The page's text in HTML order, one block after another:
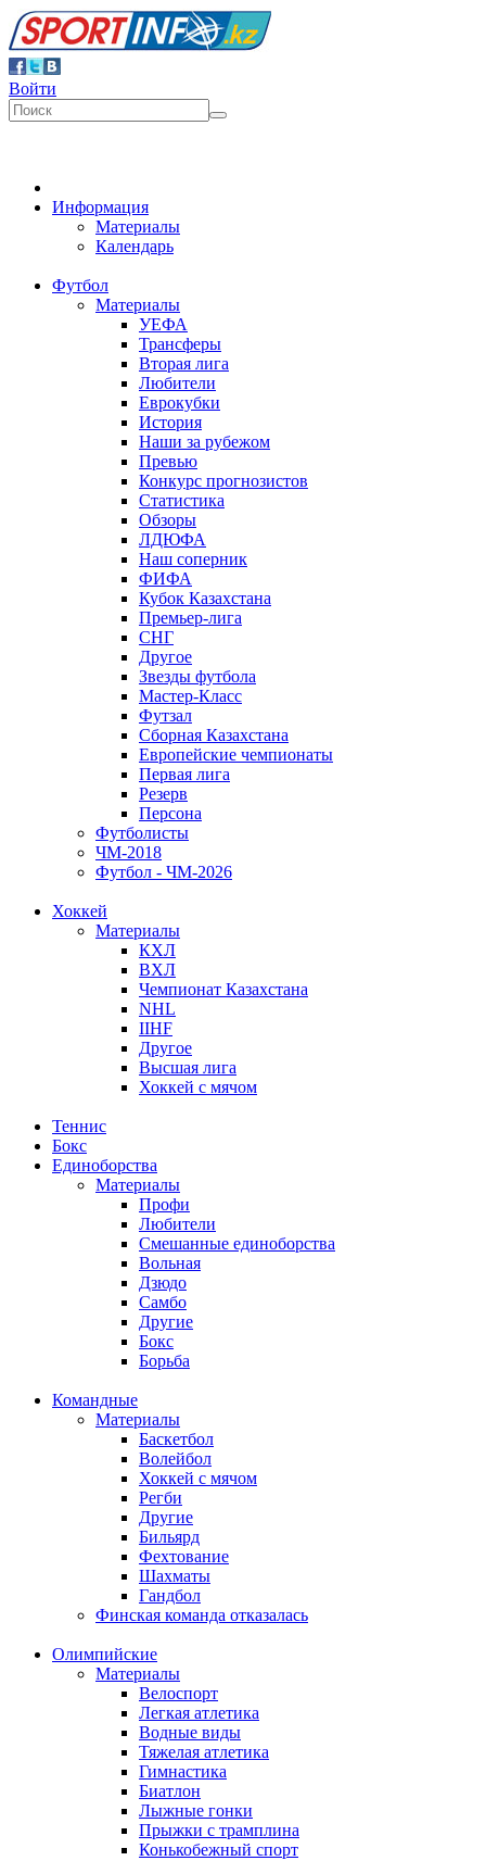
Войти
Информация
Материалы
Календарь
Футбол
Материалы
УЕФА
Трансферы
Вторая лига
Любители
Еврокубки
История
Наши за рубежом
Превью
Конкурс прогнозистов
Статистика
Обзоры
ЛДЮФА
Наш соперник
ФИФА
Кубок Казахстана
Премьер-лига
СНГ
Другое
Звезды футбола
Мастер-Класс
Футзал
Сборная Казахстана
Европейские чемпионаты
Первая лига
Резерв
Персона
Футболисты
ЧМ-2018
Футбол - ЧМ-2026
Хоккей
Материалы
КХЛ
ВХЛ
Чемпионат Казахстана
NHL
IIHF
Другое
Высшая лига
Хоккей с мячом
Теннис
Бокс
Единоборства
Материалы
Профи
Любители
Смешанные единоборства
Вольная
Дзюдо
Самбо
Другие
Бокс
Борьба
Командные
Материалы
Баскетбол
Волейбол
Хоккей с мячом
Регби
Другие
Бильярд
Фехтование
Шахматы
Гандбол
Финская команда отказалась
Олимпийские
Материалы
Велоспорт
Легкая атлетика
Водные виды
Тяжелая атлетика
Гимнастика
Биатлон
Лыжные гонки
Прыжки с трамплина
Конькобежный спорт